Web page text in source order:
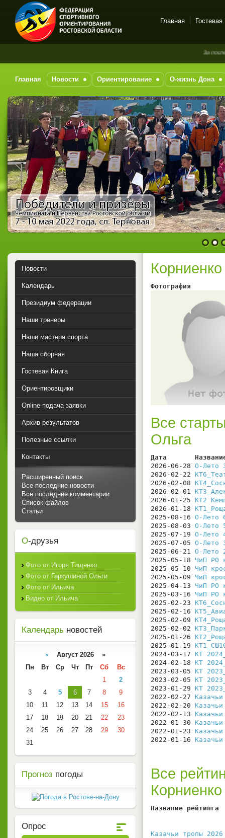
Спортивное
на-Дону
Главная Гостевая
За
Главная Новости Ориентирование О-жизнь Дона
1 2
Фотография
Все
Ольга
Дата
2026-06-28 О-Лето
2026-02-22
2026-02-08
2026-02-01
2026-01-25 КТ2
2026-01-18
2025-08-16 О-Лето
2025-08-03 О-Лето
2025-07-19 О-Лето
2025-07-05 О-Лето
2025-06-21 О-Лето
2025-05-18 ЧиП РО
2025-05-10 ЧиП
2025-05-09 ЧиП
2025-04-13 ЧиП РО
2025-03-16 ЧиП РО
2025-02-23
2025-02-16
2025-02-09
2025-02-02
2025-01-26
2025-01-19
2024-03-17 КТ
2024-02-18 КТ
2023-03-05 КТ
2023-02-05 КТ
2023-01-29 КТ
2022-02-27
2022-02-20
2022-02-13
2022-01-30
2022-01-23
2022-01-16
Все
Название
Казачьи тропы 2026
Новости
Календарь
Президиум федерации
Наши тренеры
Наши мастера спорта
Наша сборная
Гостевая Книга
Ориентировщики
Online-подача заявки
Архив результатов
Полезные ссылки
Контакты
Расширенный поиск
Все последние новости
Все последние комментарии
Список файлов
Статьи
О-друзья
Фото от Игоря Тищенко
Фото от Гаркушиной Ольги
Фото от Ильича
Видео от Ильича
Календарь новостей
« Август 2026 »
Пн
Вт Ср Чт Пт Сб
Вс
1
2
3
4 5 6 7 8
9
10
11 12 13 14 15
16
17
18 19 20 21 22
23
24
25 26 27 28 29
30
31
Прогноз погоды
Опрос